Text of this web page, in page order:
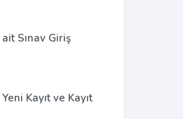
ait Sınav Giriş
Kayıt ve Kayıt